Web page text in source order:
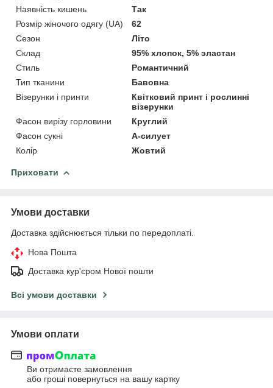
Наявність кишень
Так
Розмір жіночого одягу (UA)
62
Сезон
Літо
Склад
95% хлопок, 5% эластан
Стиль
Романтичний
Тип тканини
Бавовна
Візерунки і принти
Квітковий принт і рослинні
візерунки
Фасон вирізу горловини
Круглий
Фасон сукні
А-силует
Колір
Жовтий
Приховати
Умови доставки
Доставка здійснюється тільки по передоплаті.
Нова Пошта
Доставка кур'єром Нової пошти
Всі умови доставки
Умови оплати
Ви отримаєте замовлення
або гроші повернуться на вашу картку